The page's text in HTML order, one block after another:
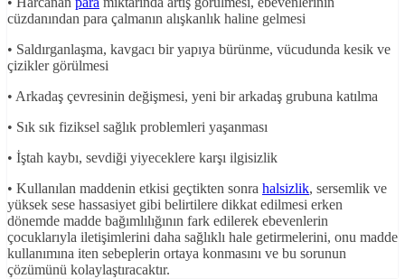
cüzdanından para çalmanın alışkanlık haline gelmesi
• Saldırganlaşma, kavgacı bir yapıya bürünme, vücudunda kesik ve
çizikler görülmesi
• Arkadaş çevresinin değişmesi, yeni bir arkadaş grubuna katılma
• Sık sık fiziksel sağlık problemleri yaşanması
• İştah kaybı, sevdiği yiyeceklere karşı ilgisizlik
• Kullanılan maddenin etkisi geçtikten sonra halsizlik, sersemlik ve
yüksek sese hassasiyet gibi belirtilere dikkat edilmesi erken
dönemde madde bağımlılığının fark edilerek ebevenlerin
çocuklarıyla iletişimlerini daha sağlıklı hale getirmelerini, onu madde
kullanımına iten sebeplerin ortaya konmasını ve bu sorunun
çözümünü kolaylaştıracaktır.